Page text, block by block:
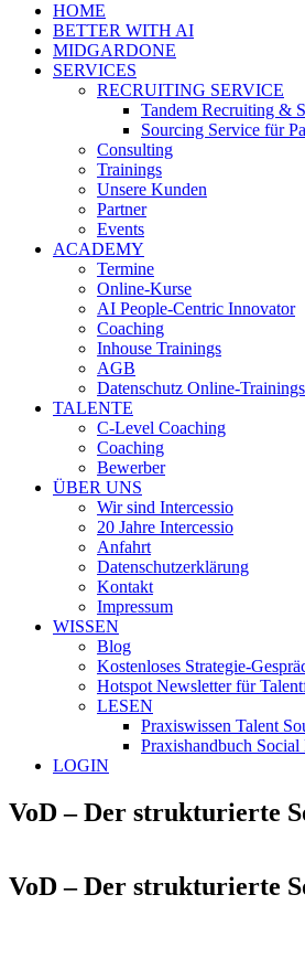
HOME
BETTER WITH AI
MIDGARDONE
SERVICES
RECRUITING SERVICE
Tandem Recruiting &
Sourcing Service für
Consulting
Trainings
Unsere Kunden
Partner
Events
ACADEMY
Termine
Online-Kurse
AI People-Centric Innovator
Coaching
Inhouse Trainings
AGB
Datenschutz Online-
TALENTE
C-Level Coaching
Coaching
Bewerber
ÜBER UNS
Wir sind Intercessio
20 Jahre Intercessio
Anfahrt
Datenschutzerklärung
Kontakt
Impressum
WISSEN
Blog
Kostenloses Strategie-
Hotspot Newsletter für
LESEN
Praxiswissen Talent
Praxishandbuch
LOGIN
VoD – Der strukturierte
VoD – Der strukturierte